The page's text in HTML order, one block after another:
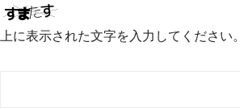
上に表示された文字を入力してください。